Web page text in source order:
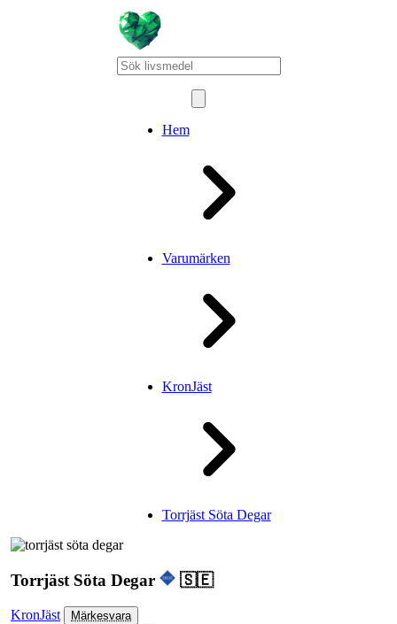
Hem
Varumärken
KronJäst
Torrjäst Söta Degar
Torrjäst Söta Degar 🇸🇪
KronJäst Märkesvara